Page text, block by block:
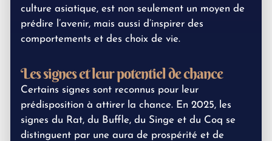
culture asiatique, est non seulement un moyen de
prédire l’avenir, mais aussi d’inspirer des
comportements et des choix de vie.
Les signes et leur potentiel de chance
Certains signes sont reconnus pour leur
prédisposition à attirer la chance. En 2025, les
signes du Rat, du Buffle, du Singe et du Coq se
distinguent par une aura de prospérité et de